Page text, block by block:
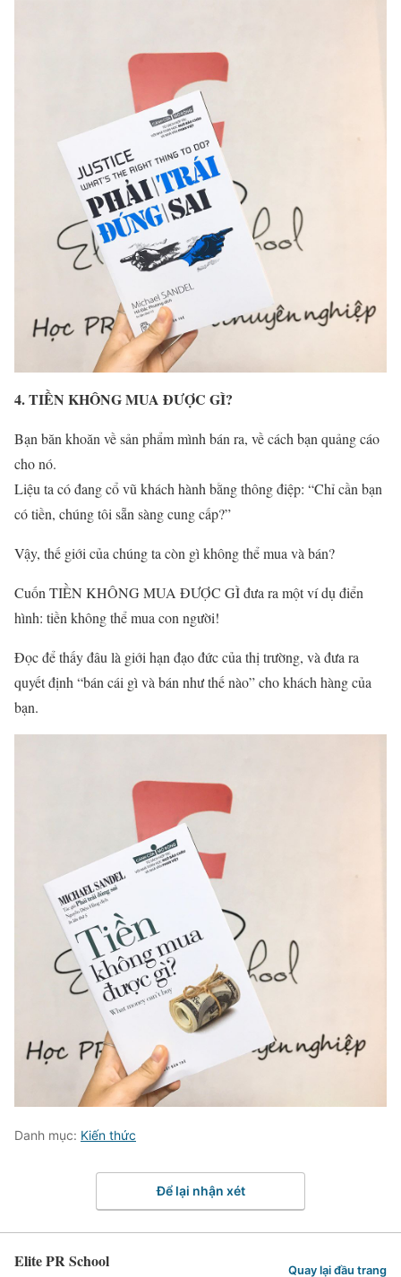
4. TIỀN KHÔNG MUA ĐƯỢC GÌ?
Bạn băn khoăn về sản phẩm mình bán ra, về cách bạn quảng cáo
cho nó.
Liệu ta có đang cổ vũ khách hành bằng thông điệp: “Chỉ cần bạn
có tiền, chúng tôi sẵn sàng cung cấp?”
Vậy, thế giới của chúng ta còn gì không thể mua và bán?
Cuốn TIỀN KHÔNG MUA ĐƯỢC GÌ đưa ra một ví dụ điển
hình: tiền không thể mua con người!
Đọc để thấy đâu là giới hạn đạo đức của thị trường, và đưa ra
quyết định “bán cái gì và bán như thế nào” cho khách hàng của
bạn.
Danh mục: Kiến thức
Để lại nhận xét
Elite PR School Quay lại đầu trang